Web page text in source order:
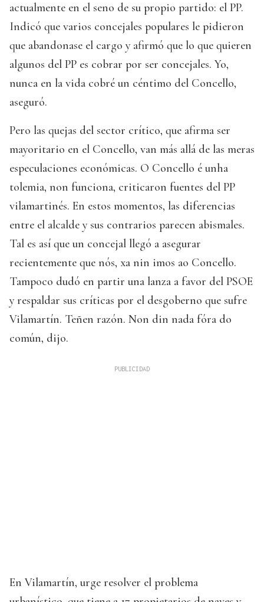
actualmente en el seno de su propio partido: el PP.
Indicó que varios concejales populares le pidieron
que abandonase el cargo y afirmó que lo que quieren
algunos del PP es cobrar por ser concejales. Yo,
nunca en la vida cobré un céntimo del Concello,
aseguró.
Pero las quejas del sector crítico, que afirma ser
mayoritario en el Concello, van más allá de las meras
especulaciones económicas. O Concello é unha
tolemia, non funciona, criticaron fuentes del PP
vilamartinés. En estos momentos, las diferencias
entre el alcalde y sus contrarios parecen abismales.
Tal es así que un concejal llegó a asegurar
recientemente que nós, xa nin imos ao Concello.
Tampoco dudó en partir una lanza a favor del PSOE
y respaldar sus críticas por el desgoberno que sufre
Vilamartín. Teñen razón. Non din nada fóra do
común, dijo.
En Vilamartín, urge resolver el problema